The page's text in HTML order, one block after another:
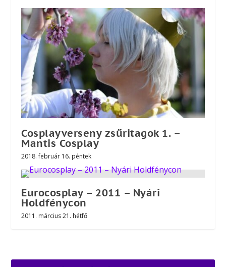
Cosplayverseny zsűritagok 1. –
Mantis Cosplay
2018. február 16. péntek
Eurocosplay – 2011 – Nyári
Holdfénycon
2011. március 21. hétfő